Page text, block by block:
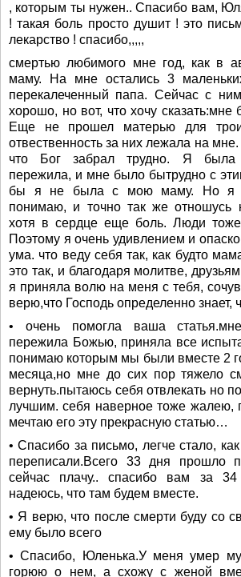
, которым ты нужен.. Спасибо вам,
! такая боль просто душит ! это
лекарство ! спасибо,,,,,
смертью любимого мне год, как в
маму. На мне остались 3
перекалеченный папа. Сейчас с
хорошо, но вот, что хочу
Еще не прошел матерью для
отвественность за них лежала на
что Бог забрал трудно. Я была
пережила, и мне было бытрудно с
бы я не была с мою маму. Но я
понимаю, и точно так же отношусь
хотя в сердце еще боль. Люди
Поэтому я очень удивлением и
ума. что веду себя так, как будто
это так, и благодаря молитве,
я приняла волю на меня с тебя,
верю,что Господь определенно знает,
• очень помогла ваша
пережила Божью, приняла все
понимаю которым мы были вместе 2
месяца,но мне до сих пор тяжело
вернуть.пытаюсь себя отвлекать но
лучшим. себя наверное тоже жалею,
мечтаю его эту прекрасную статью…
• Спасибо за письмо, легче стало,
переписали.Всего 33 дня прошло
сейчас плачу.. спасибо вам за
надеюсь, что там будем вместе.
• Я верю, что после смерти буду со
ему было всего
• Спасибо, Юленька.У меня умер
горюю о нем, а схожу с женой